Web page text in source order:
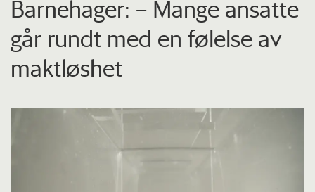
Barnehager: – Mange ansatte
går rundt med en følelse av
maktløshet